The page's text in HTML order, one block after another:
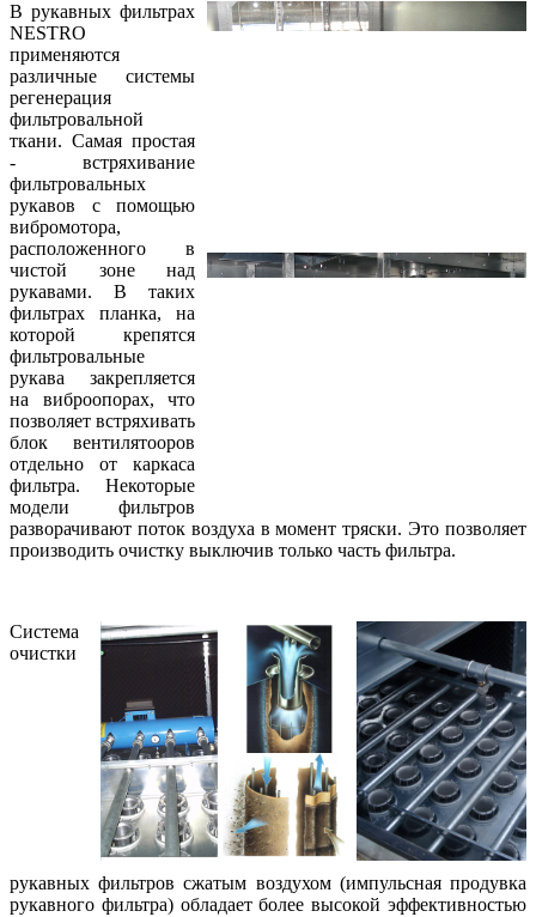
В рукавных фильтрах
NESTRO
применяются
различные системы
регенерация
фильтровальной
ткани. Самая простая
- встряхивание
фильтровальных
рукавов с помощью
вибромотора,
расположенного в
чистой зоне над
рукавами. В таких
фильтрах планка, на
которой крепятся
фильтровальные
рукава закрепляется
на виброопорах, что
позволяет встряхивать
блок вентилятооров
отдельно от каркаса
фильтра. Некоторые
модели фильтров
разворачивают поток воздуха в момент тряски. Это позволяет
производить очистку выключив только часть фильтра.
Система
очистки
рукавных фильтров сжатым воздухом (импульсная продувка
рукавного фильтра) обладает более высокой эффективностью